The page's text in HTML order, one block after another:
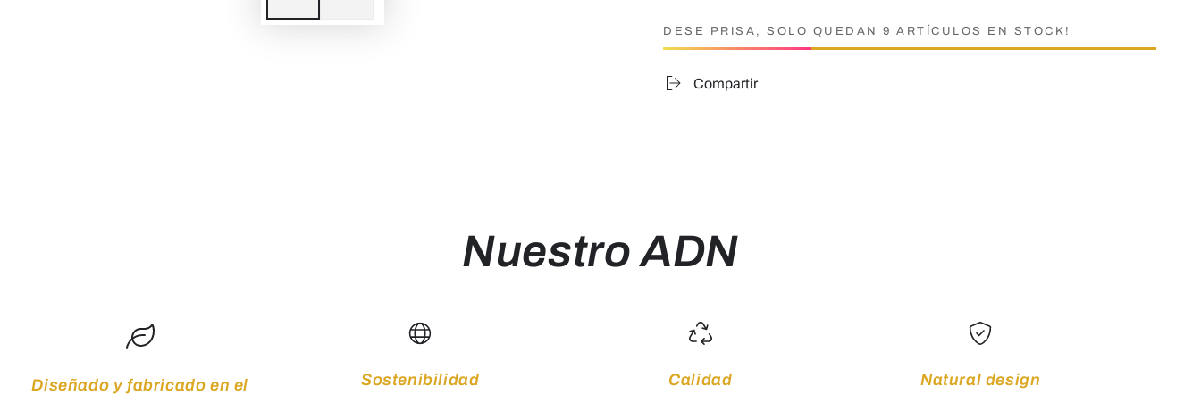
DESE PRISA, SOLO QUEDAN 9 ARTÍCULOS EN STOCK!
Compartir
Nuestro ADN
Diseñado y fabricado en el
Sostenibilidad Calidad Natural design